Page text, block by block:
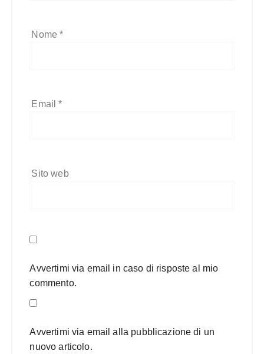
Nome*
Email*
Sito web
Avvertimi via email in caso di risposte al mio
commento.
Avvertimi via email alla pubblicazione di un
nuovo articolo.